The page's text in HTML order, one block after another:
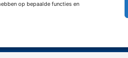
op bepaalde functies en
Stellenangebote